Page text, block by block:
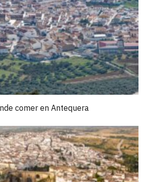
comer en Antequera